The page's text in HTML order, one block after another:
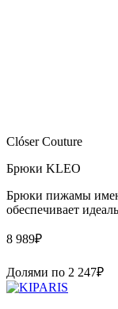
Clóser Couture
Брюки KLEO
Брюки пижамы
обеспечивает
8 989₽
Долями по 2 247₽